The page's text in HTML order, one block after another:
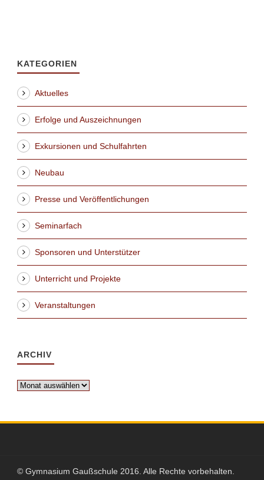
KATEGORIEN
Aktuelles
Erfolge und Auszeichnungen
Exkursionen und Schulfahrten
Neubau
Presse und Veröffentlichungen
Seminarfach
Sponsoren und Unterstützer
Unterricht und Projekte
Veranstaltungen
ARCHIV
Archiv
© Gymnasium Gaußschule 2016. Alle Rechte vorbehalten.